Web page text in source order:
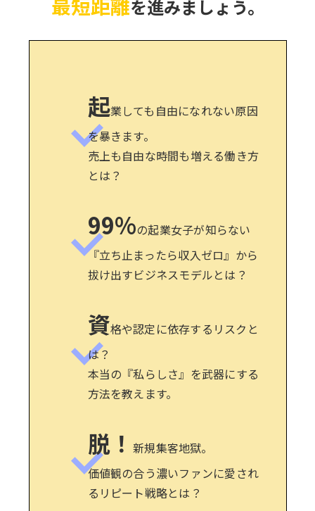
を進みましょう。
起業しても自由になれない原因
を暴きます。
売上も自由な時間も増える働き方
とは？
99%の起業女子が知らない
『立ち止まったら収入ゼロ』から
拔け出すビジネスモデルとは？
資格や認定に依存するリスクと
は？
本当の『私らしさ』を武器にする
方法を教えます。
脱！新規集客地獄。
価値観の合う濃いファンに愛され
るリピート戦略とは？